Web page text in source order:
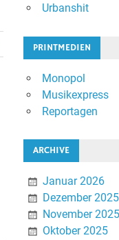
Urbanshit
PRINTMEDIEN
Monopol
Musikexpress
Reportagen
ARCHIVE
Januar 2026
Dezember 2025
November 2025
Oktober 2025